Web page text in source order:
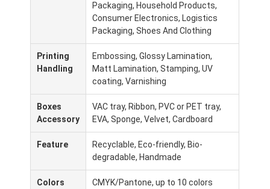
품질 관리
저희와 연락
뉴스
화장용 패키징 박스
Packaging, Household Products,
Consumer Electronics, Logistics
Packaging, Shoes And Clothing
Printing
Handling
Embossing, Glossy Lamination,
Matt Lamination, Stamping, UV
coating, Varnishing
Boxes
Accessory
VAC tray, Ribbon, PVC or PET tray,
EVA, Sponge, Velvet, Cardboard
Feature
Recyclable, Eco-friendly, Bio-
degradable, Handmade
Colors CMYK/Pantone, up to 10 colors